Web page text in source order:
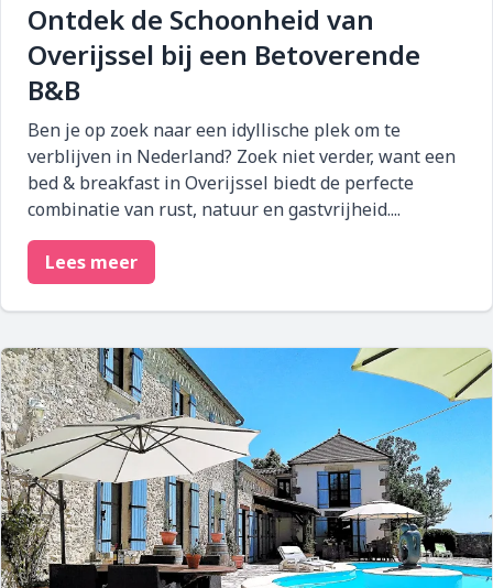
Ontdek de Schoonheid van
Overijssel bij een Betoverende
B&B
Ben je op zoek naar een idyllische plek om te
verblijven in Nederland? Zoek niet verder, want een
bed & breakfast in Overijssel biedt de perfecte
combinatie van rust, natuur en gastvrijheid....
Lees meer